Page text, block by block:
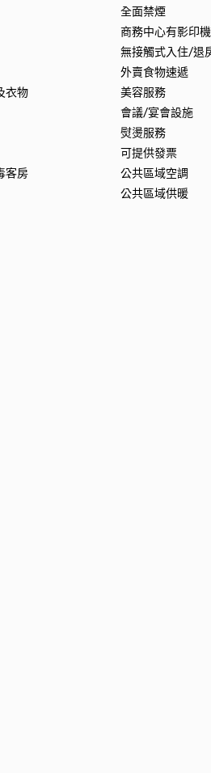
衣物
客房
全面禁煙
商務中心有影印
無接觸式入住/退
外賣食物速遞
美容服務
會議/宴會設施
熨燙服務
可提供發票
公共區域空調
公共區域供暖